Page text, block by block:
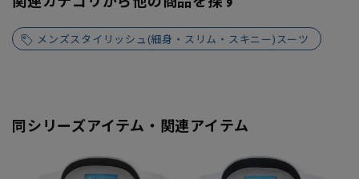
メンズスタイリッシュ(細身・スリム・スキニー)スーツ
同シリーズアイテム・関連アイテム